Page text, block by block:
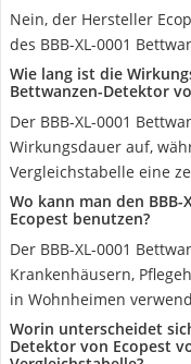
Nein, der Hersteller
des ‎BBB-XL-0001
Wie lang ist die
Bettwanzen-Detektor
Der ‎BBB-XL-0001
Wirkungsdauer auf,
Vergleichstabelle eine
Wo kann man den
Ecopest benutzen?
Der ‎BBB-XL-0001
Krankenhäusern,
in Wohnheimen
Worin unterscheidet
Detektor von Ecopest